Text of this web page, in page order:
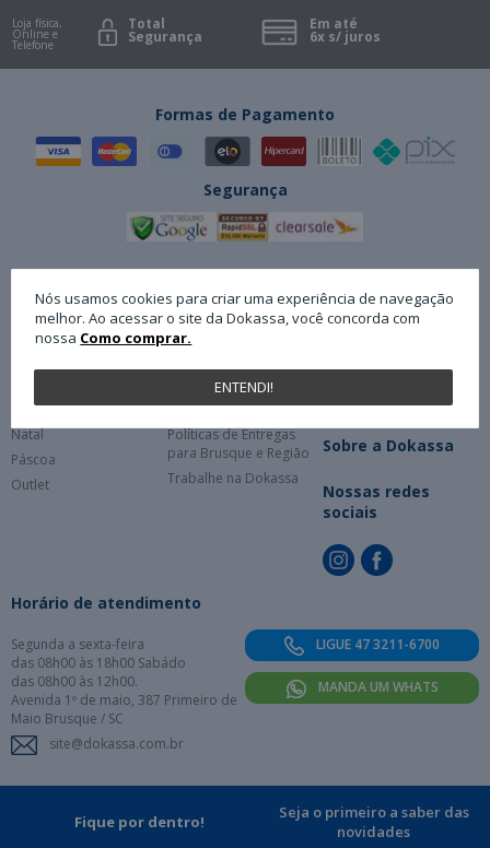
Loja física,
Online e
Telefone
Total
Segurança
Em até
6x s/ juros
Nós usamos cookies para criar uma experiência de navegação
melhor. Ao acessar o site da Dokassa, você concorda com
nossa Como comprar.
ENTENDI!
Formas de Pagamento
Segurança
Categorias
Escritório
Embalagens
Natal
Páscoa
Outlet
Políticas
Trocas e Devoluções
Como comprar
Dúvidas Frequentes
Políticas de Entregas
para Brusque e Região
Trabalhe na Dokassa
Minha Conta
Meus Pedidos
Sobre a Dokassa
Nossas redes
sociais
Horário de atendimento
Segunda a sexta-feira
das 08h00 às 18h00 Sabádo
das 08h00 às 12h00.
Avenida 1º de maio, 387 Primeiro de
Maio Brusque / SC
site@dokassa.com.br
LIGUE 47 3211-6700
MANDA UM WHATS
Fique por dentro!
Seja o primeiro a saber das
novidades